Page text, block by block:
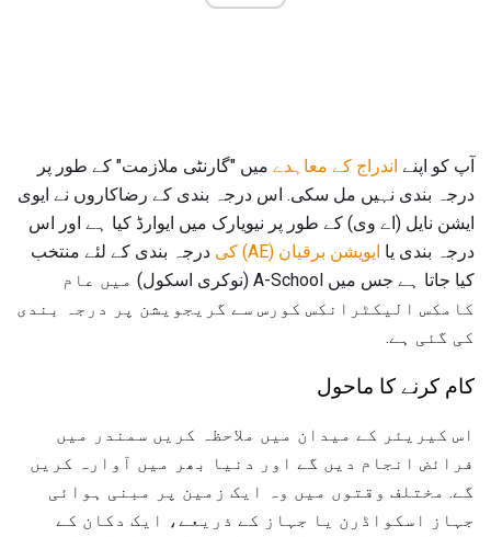
آپ کو اپنے اندراج کے معاہدے میں "گارنٹی ملازمت" کے طور پر
درجہ بندی نہیں مل سکی. اس درجہ بندی کے رضاکاروں نے ایوی
ایشن نایل (اے وی) کے طور پر نیویارک میں ایوارڈ کیا ہے اور اس
درجہ بندی یا ایویشن برقیان (AE) کی
درجہ بندی کے لئے منتخب
کیا جاتا ہے جس میں A-School (نوکری اسکول) میں عام
کامکس الیکٹرانکس کورس سے گریجویشن پر درجہ بندی
کی گئی ہے.
کام کرنے کا ماحول
اس کیریئر کے میدان میں ملاحظہ کریں سمندر میں
فرائض انجام دیں گے اور دنیا بھر میں آوارہ کریں
گے. مختلف وقتوں میں وہ ایک زمین پر مبنی ہوائی
جہاز اسکواڈرن یا جہاز کے ذریعے، ایک دکان کے